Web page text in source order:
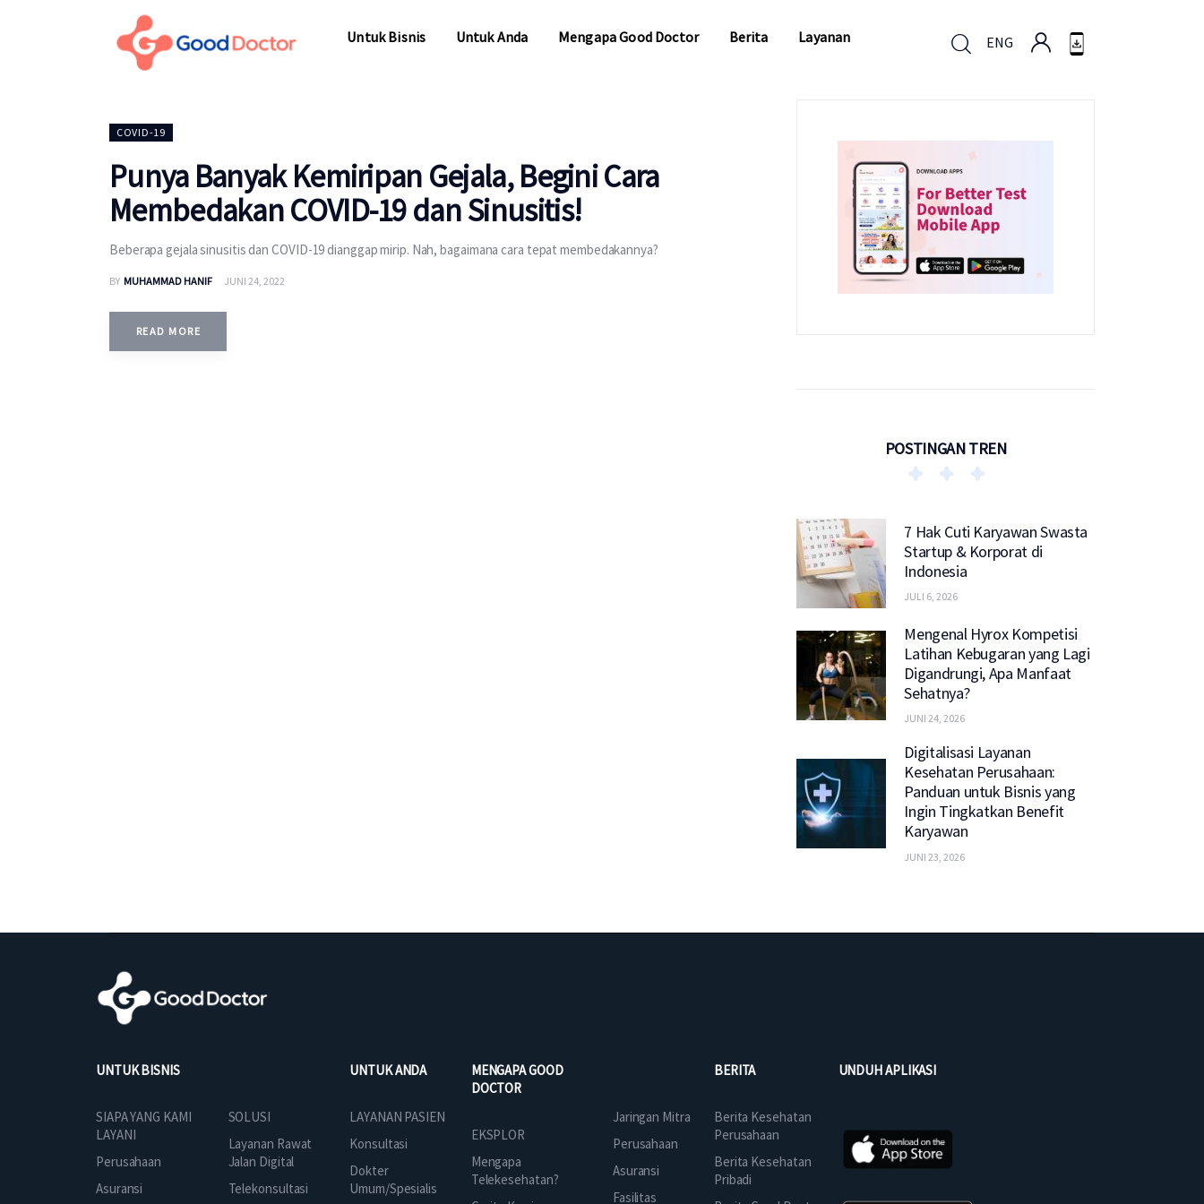
Untuk Bisnis Untuk Anda Mengapa Good Doctor Berita Layanan ENG
COVID-19
Punya Banyak Kemiripan Gejala, Begini Cara
Membedakan COVID-19 dan Sinusitis!
Beberapa gejala sinusitis dan COVID-19 dianggap mirip. Nah, bagaimana cara tepat membedakannya?
BY MUHAMMAD HANIF JUNI 24, 2022
READ MORE
POSTINGAN TREN
7 Hak Cuti Karyawan Swasta
Startup & Korporat di
Indonesia
JULI 6, 2026
Mengenal Hyrox Kompetisi
Latihan Kebugaran yang Lagi
Digandrungi, Apa Manfaat
Sehatnya?
JUNI 24, 2026
Digitalisasi Layanan
Kesehatan Perusahaan:
Panduan untuk Bisnis yang
Ingin Tingkatkan Benefit
Karyawan
JUNI 23, 2026
UNTUK BISNIS
SIAPA YANG KAMI
LAYANI
Perusahaan
Asuransi
SOLUSI
Layanan Rawat
Jalan Digital
Telekonsultasi
UNTUK ANDA
LAYANAN PASIEN
Konsultasi
Dokter
Umum/Spesialis
MENGAPA GOOD
DOCTOR
EKSPLOR
Mengapa
Telekesehatan?
Jaringan Mitra
Perusahaan
Asuransi
Fasilitas
BERITA
Berita Kesehatan
Perusahaan
Berita Kesehatan
Pribadi
UNDUH APLIKASI